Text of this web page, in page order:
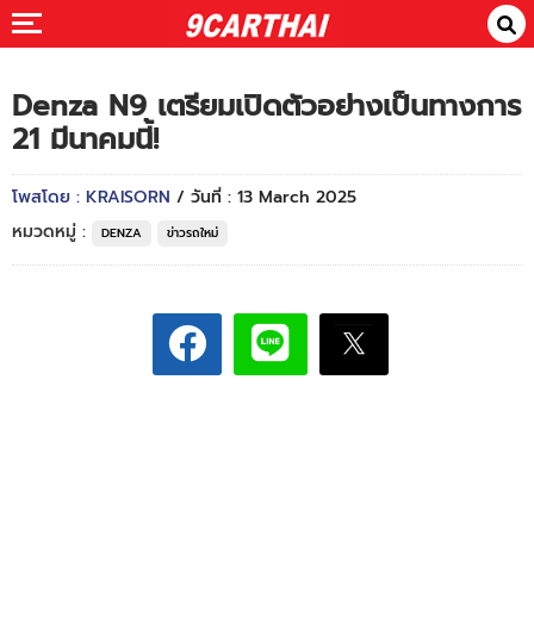
Denza N9 เตรียมเปิดตัวอย่างเป็นทางการ
21 มีนาคมนี้!
โพสโดย : KRAISORN / วันที่ : 13 March 2025
หมวดหมู่ :
DENZA ข่าวรถใหม่